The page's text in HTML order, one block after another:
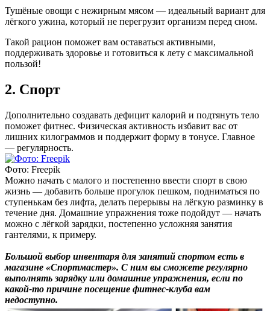
Тушёные овощи с нежирным мясом — идеальный вариант для
лёгкого ужина, который не перегрузит организм перед сном.
Такой рацион поможет вам оставаться активными,
поддерживать здоровье и готовиться к лету с максимальной
пользой!
2. Спорт
Дополнительно создавать дефицит калорий и подтянуть тело
поможет фитнес. Физическая активность избавит вас от
лишних килограммов и поддержит форму в тонусе. Главное
— регулярность.
Фото: Freepik
Можно начать с малого и постепенно ввести спорт в свою
жизнь — добавить больше прогулок пешком, подниматься по
ступенькам без лифта, делать перерывы на лёгкую разминку в
течение дня. Домашние упражнения тоже подойдут — начать
можно с лёгкой зарядки, постепенно усложняя занятия
гантелями, к примеру.
Большой выбор инвентаря для занятий спортом есть в
магазине «Спортмастер»‎. С ним вы сможете регулярно
выполнять зарядку или домашние упражнения, если по
какой-то причине посещение фитнес-клуба вам
недоступно.